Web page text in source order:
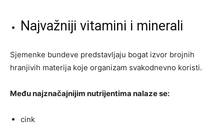
Najvažniji vitamini i minerali
Sjemenke bundeve predstavljaju bogat izvor brojnih
hranjivih materija koje organizam svakodnevno koristi.
Među najznačajnijim nutrijentima nalaze se:
cink